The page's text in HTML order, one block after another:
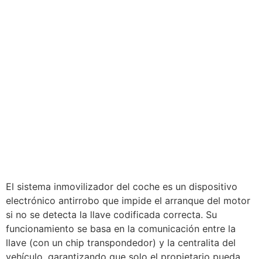
El sistema inmovilizador del coche es un dispositivo
electrónico antirrobo que impide el arranque del motor
si no se detecta la llave codificada correcta. Su
funcionamiento se basa en la comunicación entre la
llave (con un chip transpondedor) y la centralita del
vehículo, garantizando que solo el propietario pueda